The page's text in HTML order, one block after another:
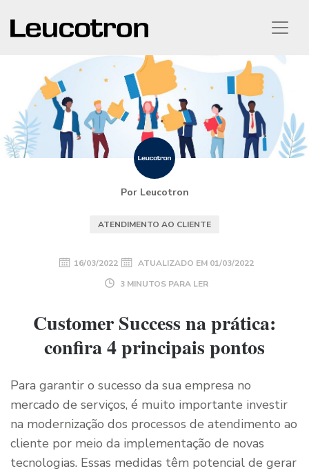
Por Leucotron
ATENDIMENTO AO CLIENTE
16/03/2022 ATUALIZADO EM 01/03/2022
3 MINUTOS PARA LER
Customer Success na prática:
confira 4 principais pontos
Para garantir o sucesso da sua empresa no
mercado de serviços, é muito importante investir
na modernização dos processos de atendimento ao
cliente por meio da implementação de novas
tecnologias. Essas medidas têm potencial de gerar